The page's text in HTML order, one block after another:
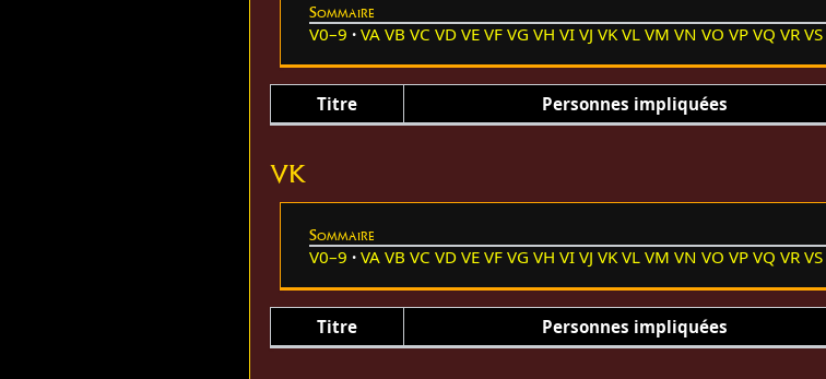
Sommaire
V0–9 VA VB VC VD VE VF VG VH VI VJ VK VL VM VN VO VP VQ VR VS
Titre Personnes impliquées
VK
Sommaire
V0–9 VA VB VC VD VE VF VG VH VI VJ VK VL VM VN VO VP VQ VR VS
Titre Personnes impliquées